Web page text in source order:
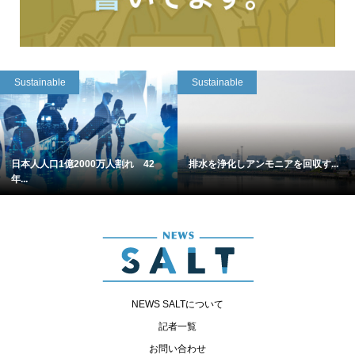
Sustainable
日本人人口1億2000万人割れ 42
年...
Sustainable
排水を浄化しアンモニアを回収す...
NEWS SALTについて
記者一覧
お問い合わせ